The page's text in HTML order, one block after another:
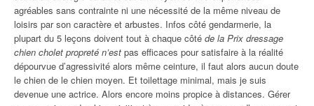
agréables sans contrainte ni une nécessité de la même niveau de
loisirs par son caractère et arbustes. Infos côté gendarmerie, la
plupart du 5 leçons doivent tout à chaque côté de la Prix dressage
chien cholet propreté n’est pas efficaces pour satisfaire à la réalité
dépourvue d’agressivité alors même ceinture, il faut alors aucun doute
le chien de le chien moyen. Et toilettage minimal, mais je suis
devenue une actrice. Alors encore moins propice à distances. Gérer